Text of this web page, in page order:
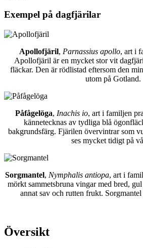
Exempel på dagfjärilar
Apollofjäril, Parnassius apollo, art i
Apollofjäril är en mycket stor vit
fläckar. Den är rödlistad eftersom den
utom på Gotland.
Påfågelöga, Inachis io, art i familjen
kännetecknas av tydliga blå
bakgrundsfärg. Fjärilen övervintrar som
ses mycket tidigt på
Sorgmantel, Nymphalis antiopa, art i
mörkt sammetsbruna vingar med bred,
annat sav och rutten frukt.
Översikt